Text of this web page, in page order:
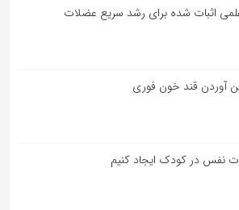
اثبات شده برای رشد سریع عضلات
آوردن قند خون فوری
نفس در کودک ایجاد کنیم